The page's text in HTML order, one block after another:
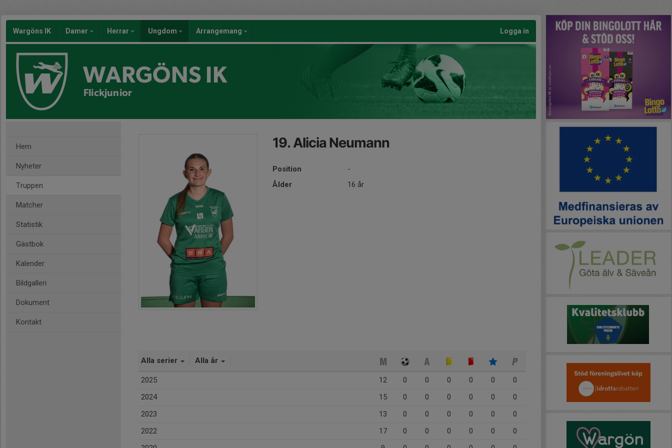
Wargöns IK Damer Herrar Ungdom Arrangemang Logga in
WARGÖNS IK
Flickjunior
Hem
Nyheter
Truppen
Matcher
Statistik
Gästbok
Kalender
Bildgalleri
Dokument
Kontakt
19. Alicia Neumann
Position
-
Ålder
16 år
Alla serier Alla år
2025 12 0 0 0 0 0
0
2024
15 0 0 0 0 0
0
2023
13 0 0 0 0 0
0
2022
17 0 0 0 0 0
0